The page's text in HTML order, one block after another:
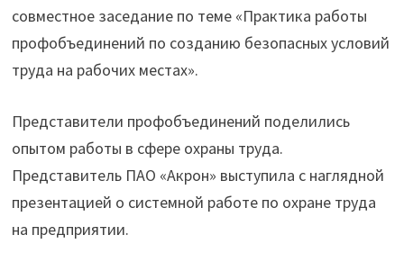
совместное заседание по теме «Практика работы
профобъединений по созданию безопасных условий
труда на рабочих местах».
Представители профобъединений поделились
опытом работы в сфере охраны труда.
Представитель ПАО «Акрон» выступила с наглядной
презентацией о системной работе по охране труда
на предприятии.